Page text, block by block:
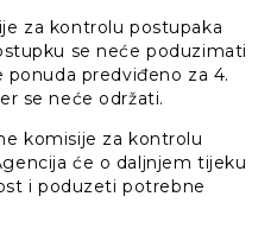
za kontrolu postupaka
se neće poduzimati
ponuda predviđeno za 4.
se neće održati.
komisije za kontrolu
će o daljnjem tijeku
i poduzeti potrebne